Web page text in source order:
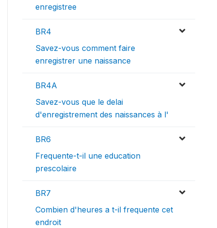
enregistree
BR4
Savez-vous comment faire
enregistrer une naissance
BR4A
Savez-vous que le delai
d'enregistrement des naissances à l'
BR6
Frequente-t-il une education
prescolaire
BR7
Combien d'heures a t-il frequente cet
endroit